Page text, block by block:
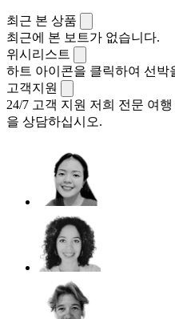
최근 본 상품
최근에 본 보트가 없습니다.
위시리스트
하트 아이콘을 클릭하여 선박
고객지원
24/7 고객 지원 저희 전문 여
을 상담하십시오.